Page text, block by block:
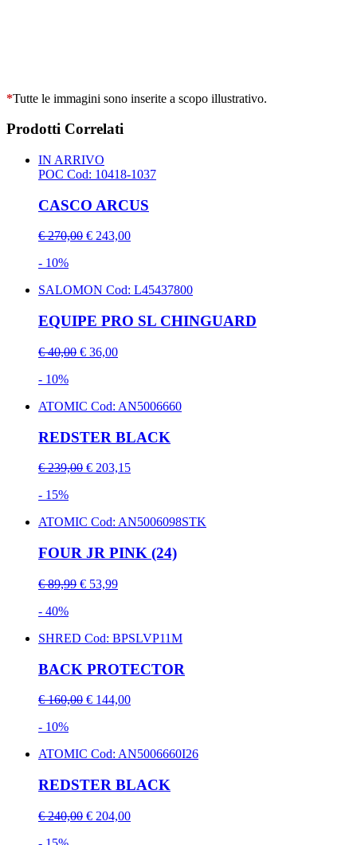
*Tutte le immagini sono inserite a scopo illustrativo.
Prodotti Correlati
IN ARRIVO
POC Cod: 10418-1037
CASCO ARCUS
€ 270,00 € 243,00
- 10%
SALOMON Cod: L45437800
EQUIPE PRO SL CHINGUARD
€ 40,00 € 36,00
- 10%
ATOMIC Cod: AN5006660
REDSTER BLACK
€ 239,00 € 203,15
- 15%
ATOMIC Cod: AN5006098STK
FOUR JR PINK (24)
€ 89,99 € 53,99
- 40%
SHRED Cod: BPSLVP11M
BACK PROTECTOR
€ 160,00 € 144,00
- 10%
ATOMIC Cod: AN5006660I26
REDSTER BLACK
€ 240,00 € 204,00